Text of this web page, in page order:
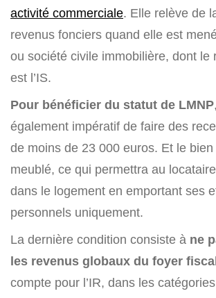
activité commerciale. Elle relève de
revenus fonciers quand elle est
ou société civile immobilière, dont le
est l’IS.
Pour bénéficier du statut de LMNP
également impératif de faire des
de moins de 23 000 euros. Et le
meublé, ce qui permettra au
dans le logement en emportant ses
personnels uniquement.
La dernière condition consiste à ne
les revenus globaux du foyer
compte pour l’IR, dans les